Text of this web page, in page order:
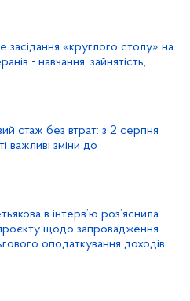
засідання «круглого столу» на
- навчання, зайнятість,
стаж без втрат: з 2 серпня
важливі зміни до
в інтерв’ю роз’яснила
щодо запровадження
оподаткування доходів